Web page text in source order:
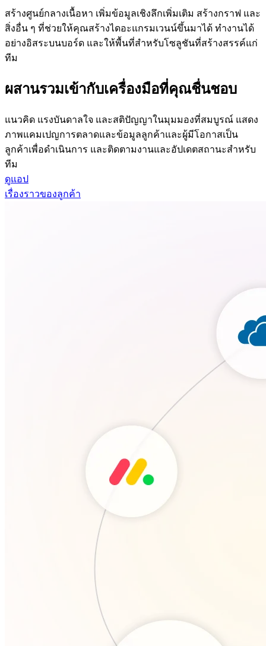
สร้างศูนย์กลางเนื้อหา เพิ่มข้อมูลเชิงลึกเพิ่มเติม สร้างกราฟ และ
สิ่งอื่น ๆ ที่ช่วยให้คุณสร้างไดอะแกรมเวนน์ขึ้นมาได้ ทำงานได้
อย่างอิสระบนบอร์ด และให้พื้นที่สำหรับโซลูชันที่สร้างสรรค์แก่
ทีม
ผสานรวมเข้ากับเครื่องมือที่คุณชื่นชอบ
แนวคิด แรงบันดาลใจ และสติปัญญาในมุมมองที่สมบูรณ์ แสดง
ภาพแคมเปญการตลาดและข้อมูลลูกค้าและผู้มีโอกาสเป็น
ลูกค้าเพื่อดำเนินการ และติดตามงานและอัปเดตสถานะสำหรับ
ทีม
ดูแอป
เรื่องราวของลูกค้า